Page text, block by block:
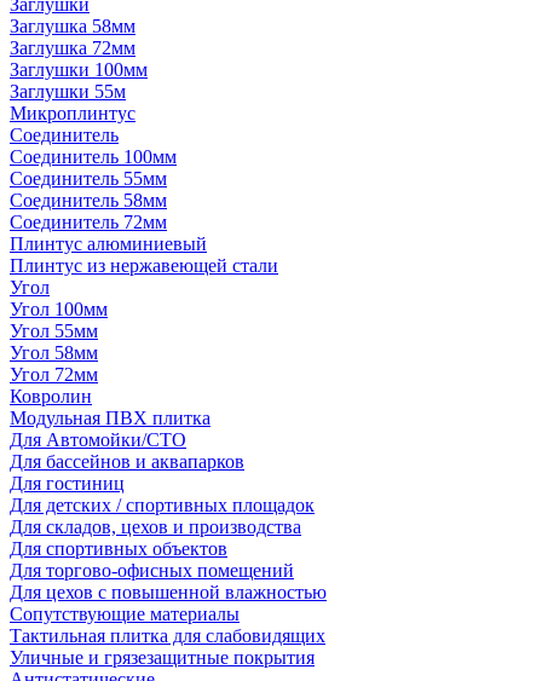
Заглушки
Заглушка 58мм
Заглушка 72мм
Заглушки 100мм
Заглушки 55м
Микроплинтус
Соединитель
Соединитель 100мм
Соединитель 55мм
Соединитель 58мм
Соединитель 72мм
Плинтус алюминиевый
Плинтус из нержавеющей стали
Угол
Угол 100мм
Угол 55мм
Угол 58мм
Угол 72мм
Ковролин
Модульная ПВХ плитка
Для Автомойки/СТО
Для бассейнов и аквапарков
Для гостиниц
Для детских / спортивных площадок
Для складов, цехов и производства
Для спортивных объектов
Для торгово-офисных помещений
Для цехов с повышенной влажностью
Сопутствующие материалы
Тактильная плитка для слабовидящих
Уличные и грязезащитные покрытия